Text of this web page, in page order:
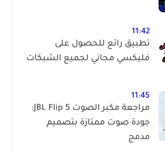
11:42
تطبيق رائع للحصول على
فليكسي مجاني لجميع الشبكات
11:45
مراجعة مكبر الصوت JBL Flip 5:
جودة صوت ممتازة بتصميم
مدمج